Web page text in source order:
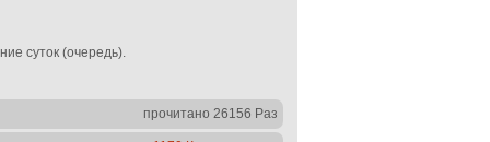
суток (очередь).
прочитано 26156 Раз